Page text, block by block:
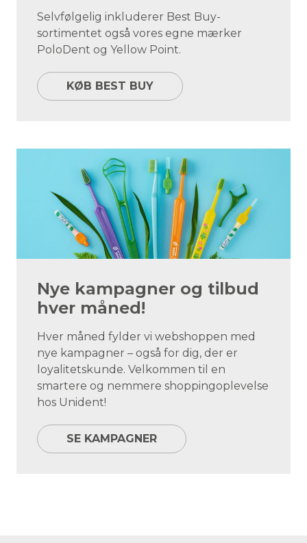
Selvfølgelig inkluderer Best Buy-
sortimentet også vores egne mærker
PoloDent og Yellow Point.
KØB BEST BUY
Nye kampagner og tilbud
hver måned!
Hver måned fylder vi webshoppen med
nye kampagner – også for dig, der er
loyalitetskunde. Velkommen til en
smartere og nemmere shoppingoplevelse
hos Unident!
SE KAMPAGNER